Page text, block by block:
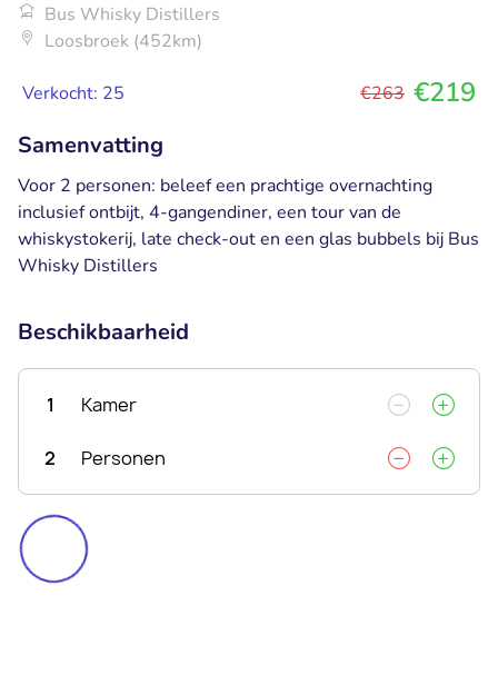
Bus Whisky Distillers
Loosbroek (452km)
Verkocht: 25 €263 €219
Samenvatting
Voor 2 personen: beleef een prachtige overnachting
inclusief ontbijt, 4-gangendiner, een tour van de
whiskystokerij, late check-out en een glas bubbels bij Bus
Whisky Distillers
Beschikbaarheid
1 Kamer
2 Personen